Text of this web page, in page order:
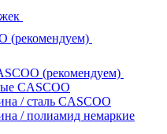
(рекомендуем)
(рекомендуем)
CASCOO
/ сталь CASCOO
/ полиамид немаркие